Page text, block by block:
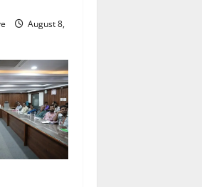
August 8,